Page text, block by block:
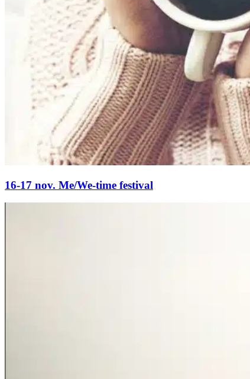
16-17 nov. Me/We-time festival